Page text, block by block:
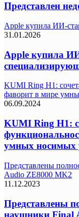
Представлен
Apple купила ИИ-
31.01.2026
Apple купила
KUMI Ring H1:
фаворит в мире
06.09.2024
KUMI Ring H1:
умных носимых
Представлены
Audio ZE8000 MK2
11.12.2023
Представлены
наушники Final